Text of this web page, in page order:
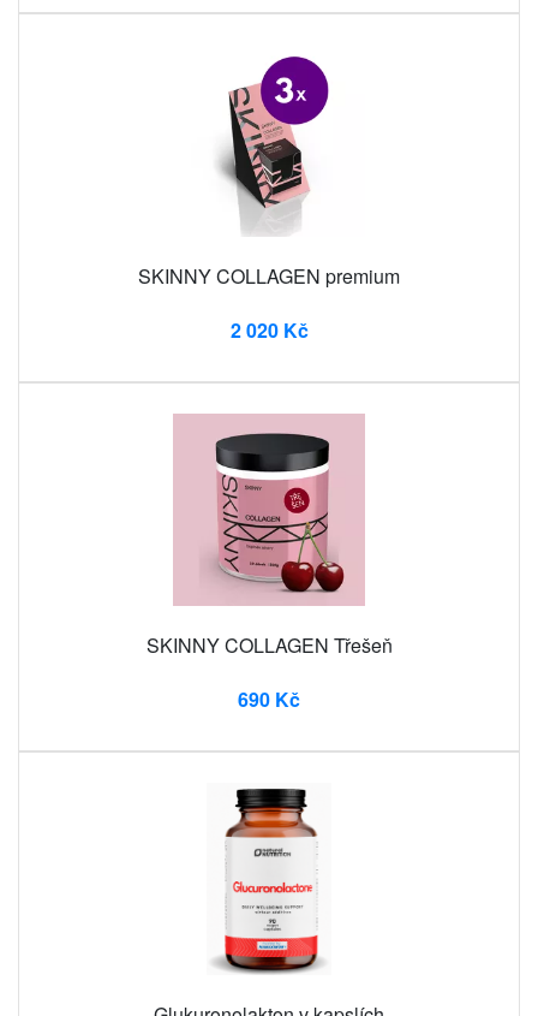
SKINNY COLLAGEN premium
2 020 Kč
SKINNY COLLAGEN Třešeň
690 Kč